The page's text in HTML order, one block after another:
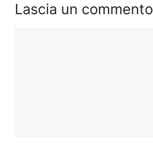
Lascia un commento